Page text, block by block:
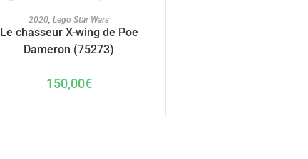
AJOUTER AU PANIER
2020 ,Lego Star Wars
Le chasseur X-wing de Poe
Dameron (75273)
150,00€